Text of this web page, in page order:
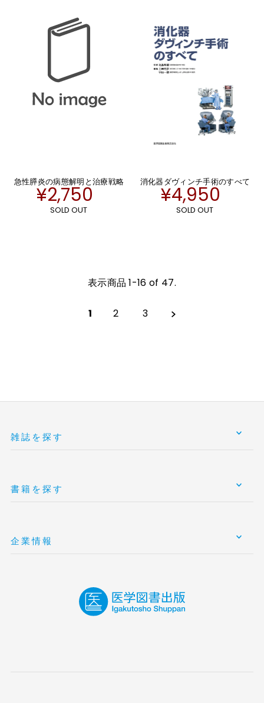
急性膵炎の病態解明と治療戦略
¥2,750
SOLD OUT
消化器ダヴィンチ手術のすべて
¥4,950
SOLD OUT
表示商品 1-16 of 47.
1 2 3
雑誌を探す
書籍を探す
企業情報